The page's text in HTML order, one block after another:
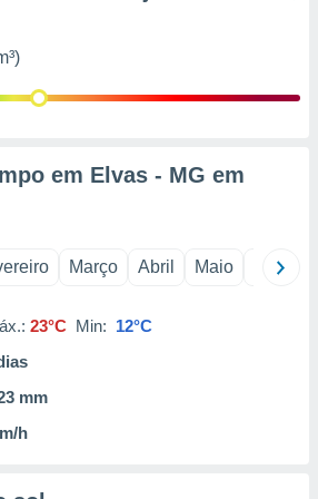
em Elvas - MG em
Março Abril Maio Junho
23°C Min: 12°C
mm
h